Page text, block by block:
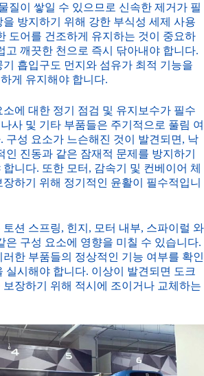
질이 쌓일 수 있으므로 신속한 제거가 필
방지하기 위해 강한 부식성 세제 사용
도어를 건조하게 유지하는 것이 중요하
고 깨끗한 천으로 즉시 닦아내야 합니다.
흡입구도 먼지와 섬유가 최적 기능을
게 유지해야 합니다.
에 대한 정기 점검 및 유지보수가 필수
사 및 기타 부품들은 주기적으로 풀림 여
구성 요소가 느슨해진 것이 발견되면, 낙
인 진동과 같은 잠재적 문제를 방지하기
니다. 또한 모터, 감속기 및 컨베이어 체
하기 위해 정기적인 윤활이 필수적입니
션 스프링, 힌지, 모터 내부, 스파이럴 와
은 구성 요소에 영향을 미칠 수 있습니다.
한 부품들의 정상적인 기능 여부를 확인
실시해야 합니다. 이상이 발견되면 도크
장하기 위해 적시에 조이거나 교체하는